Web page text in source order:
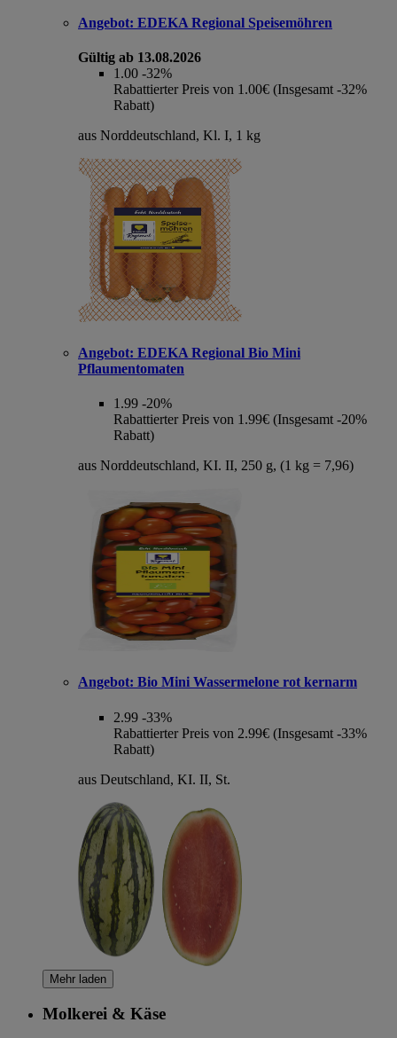
Angebot: EDEKA Regional Speisemöhren
Gültig ab 13.08.2026
1.00 -32%
Rabattierter Preis von 1.00€ (Insgesamt -32%
Rabatt)
aus Norddeutschland, Kl. I, 1 kg
Angebot: EDEKA Regional Bio Mini
Pflaumentomaten
1.99 -20%
Rabattierter Preis von 1.99€ (Insgesamt -20%
Rabatt)
aus Norddeutschland, KI. II, 250 g, (1 kg = 7,96)
Angebot: Bio Mini Wassermelone rot kernarm
2.99 -33%
Rabattierter Preis von 2.99€ (Insgesamt -33%
Rabatt)
aus Deutschland, KI. II, St.
Mehr laden
Molkerei & Käse